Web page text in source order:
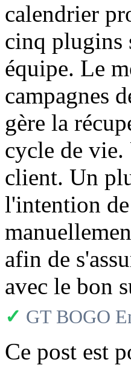
calendrier
cinq plugins
équipe. Le
campagnes
gère la
cycle de
client. Un
l'intention
afin de
avec le bon
✓ GT BOGO
Ce post est